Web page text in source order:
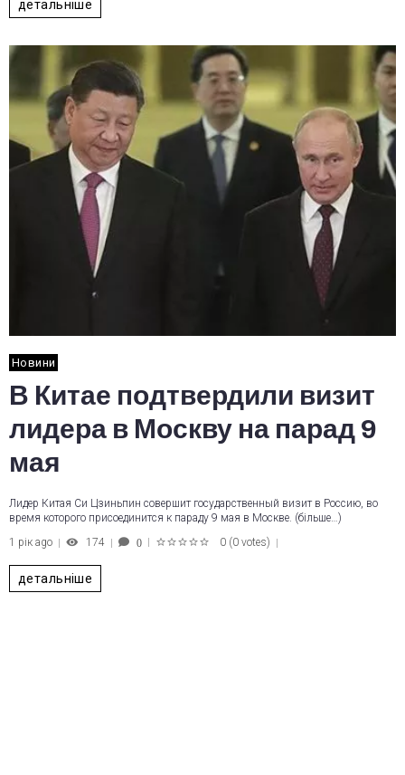
детальніше
Новини
В Китае подтвердили визит
лидера в Москву на парад 9
мая
Лидер Китая Си Цзиньпин совершит государственный визит в Россию, во
время которого присоединится к параду 9 мая в Москве. (більше…)
1 рік ago
174 0 0 (0 votes)
детальніше